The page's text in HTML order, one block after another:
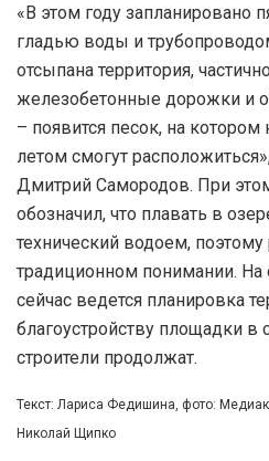
«В этом году запланировано
гладью воды и
отсыпана территория,
железобетонные дорожки и
– появится песок, на
летом смогут
Дмитрий Самородов. При
обозначил, что плавать в
технический водоем,
традиционном понимании. На
сейчас ведется планировка
благоустройству площадки
строители продолжат.
Текст: Лариса Федишина, фото:
Николай Щипко